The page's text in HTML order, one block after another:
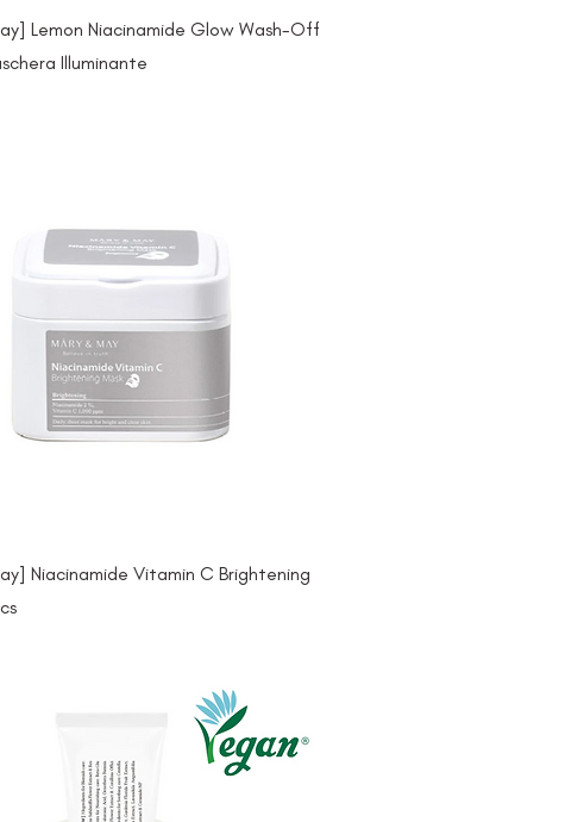
Lemon Niacinamide Glow Wash-Off
Illuminante
Niacinamide Vitamin C Brightening